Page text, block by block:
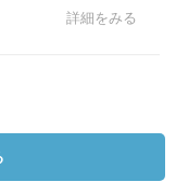
チだった。
詳細をみる